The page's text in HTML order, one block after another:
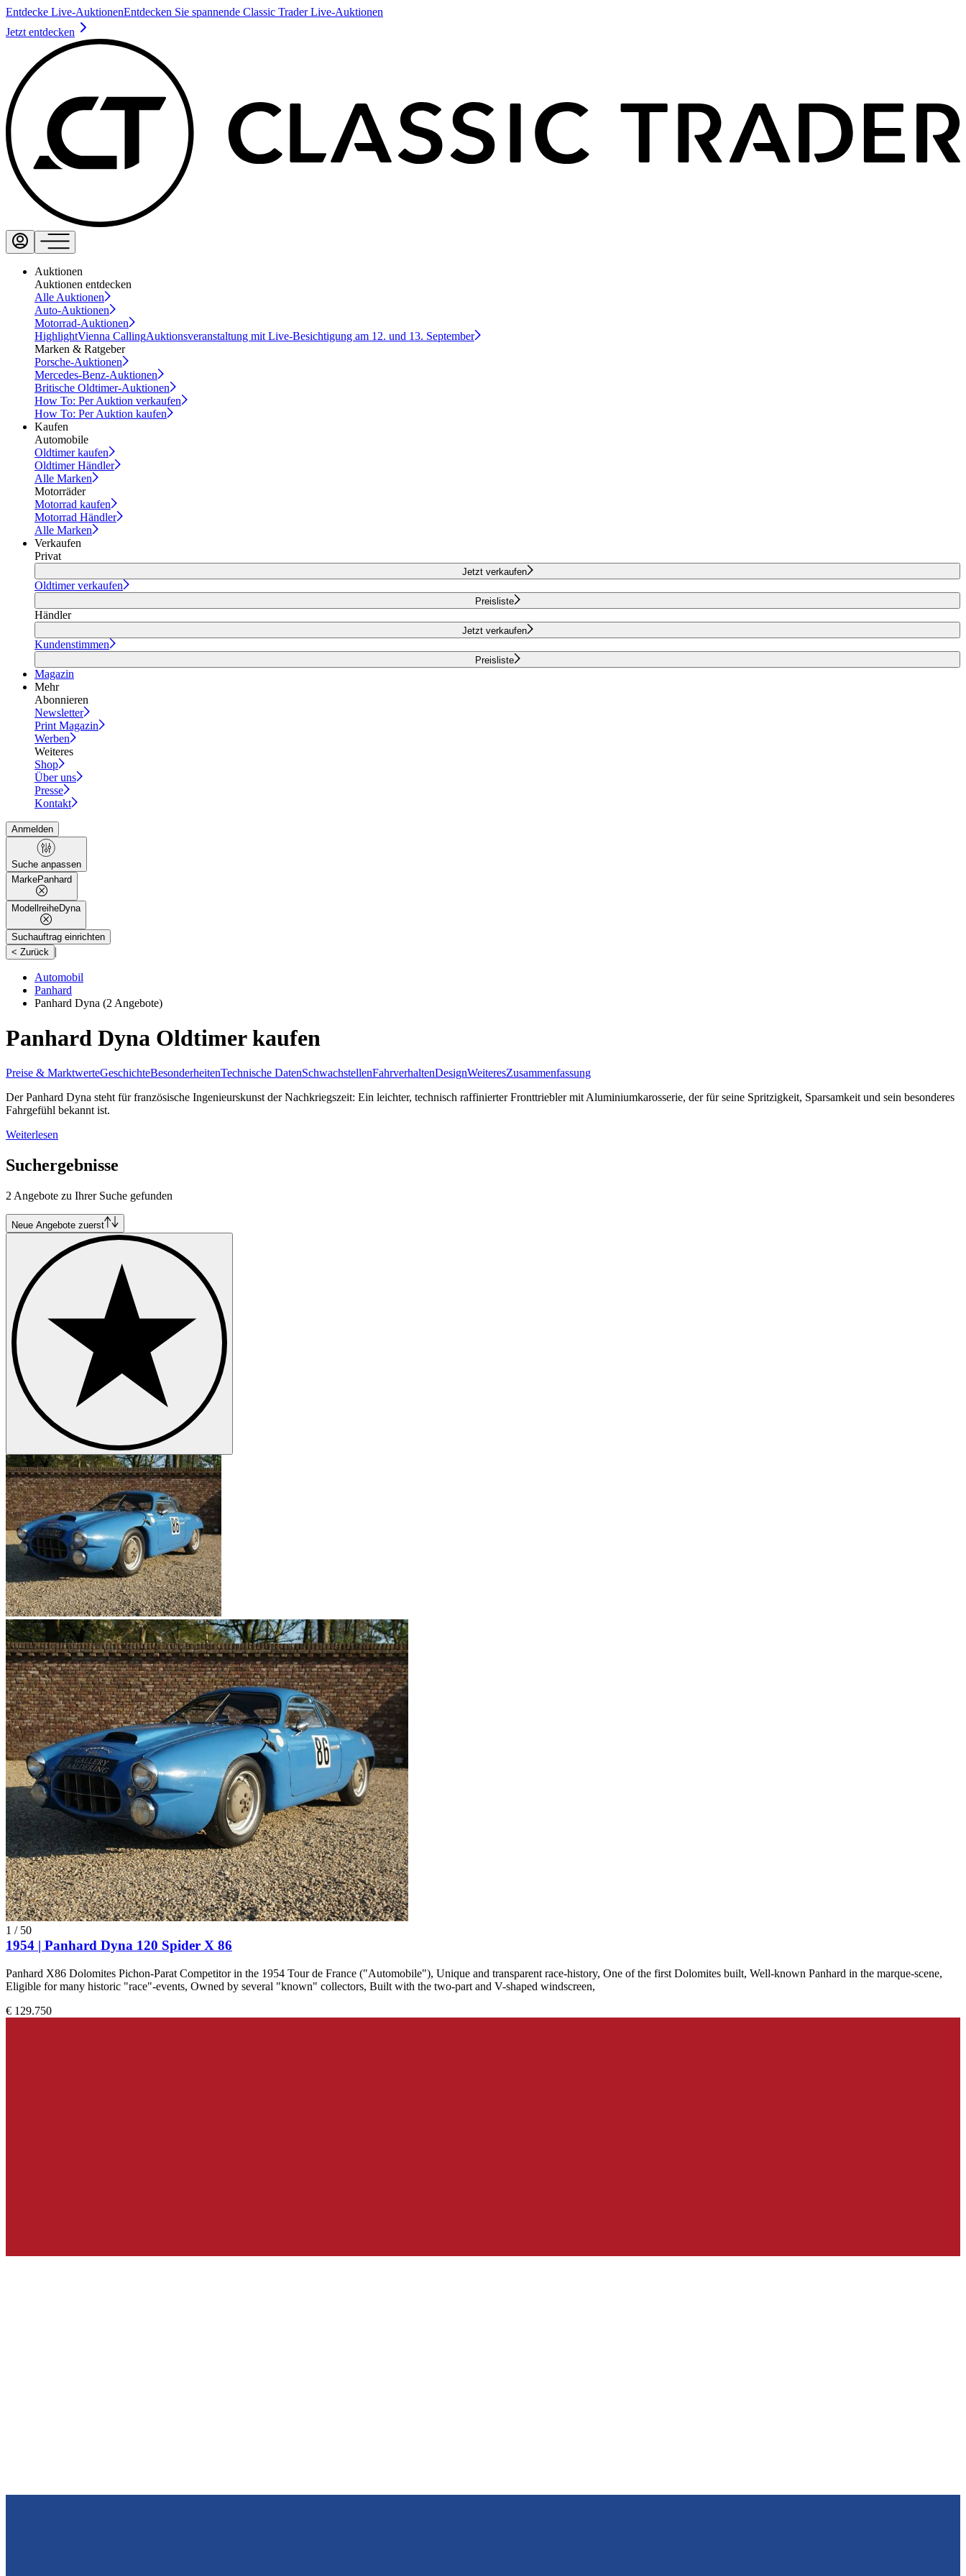
Entdecke Live-AuktionenEntdecken Sie spannende Classic Trader Live-Auktionen
Jetzt entdecken
Auktionen
Auktionen entdecken
Alle Auktionen
Auto-Auktionen
Motorrad-Auktionen
HighlightVienna CallingAuktionsveranstaltung mit Live-Besichtigung am 12. und 13. September
Marken & Ratgeber
Porsche-Auktionen
Mercedes-Benz-Auktionen
Britische Oldtimer-Auktionen
How To: Per Auktion verkaufen
How To: Per Auktion kaufen
Kaufen
Automobile
Oldtimer kaufen
Oldtimer Händler
Alle Marken
Motorräder
Motorrad kaufen
Motorrad Händler
Alle Marken
Verkaufen
Privat
Jetzt verkaufen
Oldtimer verkaufen
Preisliste
Händler
Jetzt verkaufen
Kundenstimmen
Preisliste
Magazin
Mehr
Abonnieren
Newsletter
Print Magazin
Werben
Weiteres
Shop
Über uns
Presse
Kontakt
Anmelden
Suche anpassen
MarkePanhard
ModellreiheDyna
Suchauftrag einrichten
< Zurück
|
Automobil
Panhard
Panhard Dyna (2 Angebote)
Panhard Dyna Oldtimer kaufen
Preise & MarktwerteGeschichteBesonderheitenTechnische DatenSchwachstellenFahrverhaltenDesignWeiteresZusammenfassung
Der Panhard Dyna steht für französische Ingenieurskunst der Nachkriegszeit: Ein leichter, technisch raffinierter Fronttriebler mit Aluminiumkarosserie, der für seine Spritzigkeit, Sparsamkeit und sein besonderes
Fahrgefühl bekannt ist.
Weiterlesen
Suchergebnisse
2 Angebote zu Ihrer Suche gefunden
Neue Angebote zuerst
1 / 50
1954 | Panhard Dyna 120 Spider X 86
Panhard X86 Dolomites Pichon-Parat Competitor in the 1954 Tour de France ("Automobile"), Unique and transparent race-history, One of the first Dolomites built, Well-known Panhard in the marque-scene,
Eligible for many historic "race"-events, Owned by several "known" collectors, Built with the two-part and V-shaped windscreen,
€ 129.750